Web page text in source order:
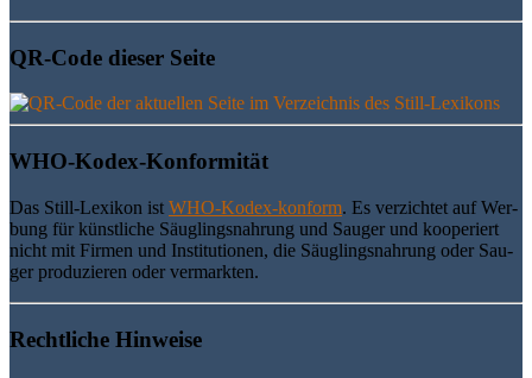
QR-Code die­ser Seite
WHO-Kodex-Kon­for­mi­tät
Das Still-Lexi­kon ist WHO-Kodex-kon­form. Es ver­zich­tet auf Wer­
bung für künst­li­che Säug­lings­nah­rung und Sau­ger und koope­riert
nicht mit Fir­men und Insti­tu­tio­nen, die Säug­lings­nah­rung oder Sau­
ger pro­du­zie­ren oder vermarkten.
Recht­li­che Hinweise